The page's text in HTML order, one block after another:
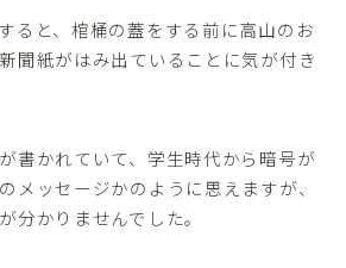
ると、棺桶の蓋をする前に高山のお
聞紙がはみ出ていることに気が付き
書かれていて、学生時代から暗号が
メッセージかのように思えますが、
分かりませんでした。